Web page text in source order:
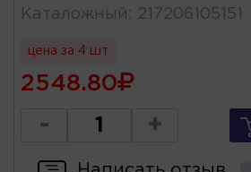
Каталожный : 217206105151
цена за 4 шт
2548.80
- +